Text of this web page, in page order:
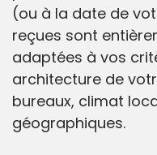
(ou à la date de
reçues sont
adaptées à vos
architecture de
bureaux, climat
géographiques.